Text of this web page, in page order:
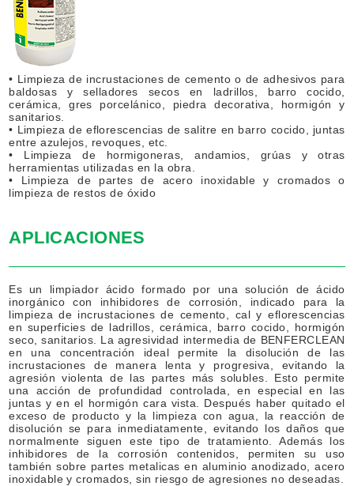
• Limpieza de incrustaciones de cemento o de adhesivos para
baldosas y selladores secos en ladrillos, barro cocido,
cerámica, gres porcelánico, piedra decorativa, hormigón y
sanitarios.
• Limpieza de eflorescencias de salitre en barro cocido, juntas
entre azulejos, revoques, etc.
• Limpieza de hormigoneras, andamios, grúas y otras
herramientas utilizadas en la obra.
• Limpieza de partes de acero inoxidable y cromados o
limpieza de restos de óxido
APLICACIONES
Es un limpiador ácido formado por una solución de ácido
inorgánico con inhibidores de corrosión, indicado para la
limpieza de incrustaciones de cemento, cal y eflorescencias
en superficies de ladrillos, cerámica, barro cocido, hormigón
seco, sanitarios. La agresividad intermedia de BENFERCLEAN
en una concentración ideal permite la disolución de las
incrustaciones de manera lenta y progresiva, evitando la
agresión violenta de las partes más solubles. Esto permite
una acción de profundidad controlada, en especial en las
juntas y en el hormigón cara vista. Después haber quitado el
exceso de producto y la limpieza con agua, la reacción de
disolución se para inmediatamente, evitando los daños que
normalmente siguen este tipo de tratamiento. Además los
inhibidores de la corrosión contenidos, permiten su uso
también sobre partes metalicas en aluminio anodizado, acero
inoxidable y cromados, sin riesgo de agresiones no deseadas.